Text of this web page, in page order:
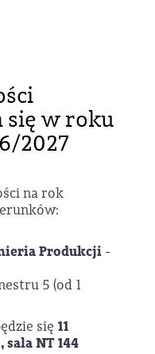
się w roku
2027
na rok
Produkcji -
5 (od 1
się 11
sala NT 144